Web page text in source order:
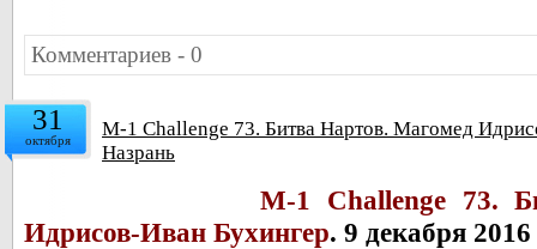
Комментариев - 0
31
октября
M-1 Challenge 73. Битва Нартов. Магомед
Назрань
M-1 Challenge 73.
Идрисов-Иван Бухингер. 9 декабря